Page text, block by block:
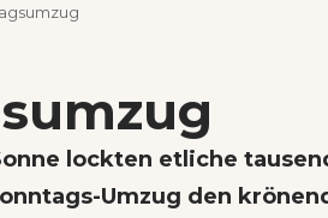
lockten etliche
Umzug den